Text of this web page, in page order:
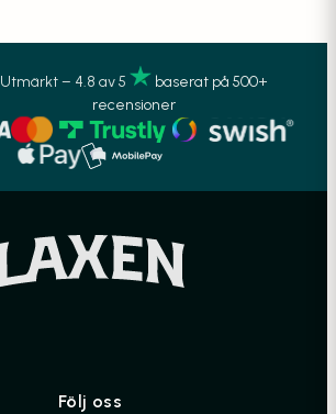
Utmärkt – 4.8 av 5
baserat på 500+
recensioner
Följ oss